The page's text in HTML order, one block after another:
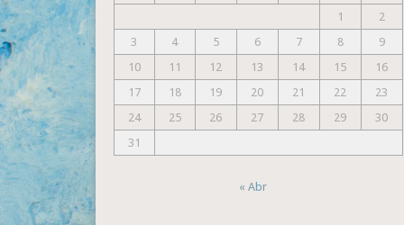
1
2
3
4 5 6 7 8
9
10
11 12 13 14 15
16
17
18 19 20 21 22
23
24
25 26 27 28 29
30
31
« Abr